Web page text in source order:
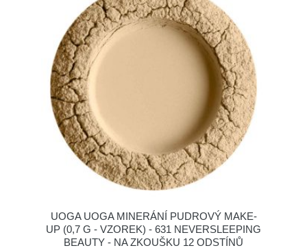
UOGA UOGA MINERÁNÍ PUDROVÝ MAKE-
UP (0,7 G - VZOREK) - 631 NEVERSLEEPING
BEAUTY - NA ZKOUŠKU 12 ODSTÍNŮ